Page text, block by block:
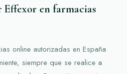
Effexor en farmacias
online autorizadas en España
siempre que se realice a